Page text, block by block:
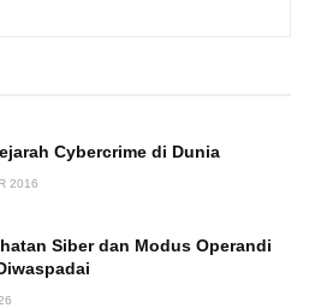
Cybercrime di Dunia
2016
Siber dan Modus Operandi